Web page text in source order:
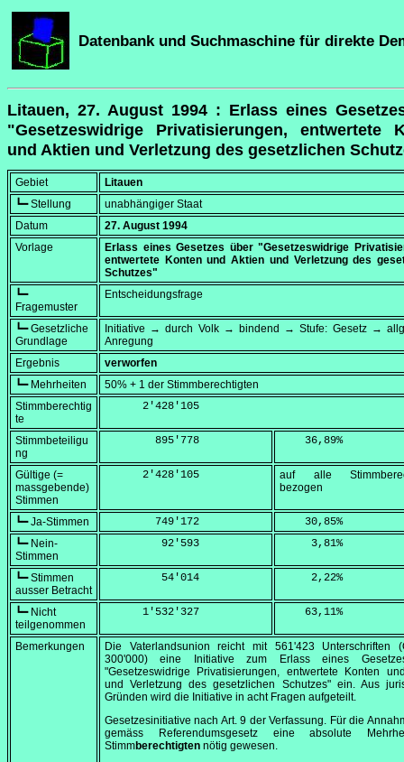
Datenbank und Suchmaschine für direkte
Litauen, 27. August 1994 : Erlass eines
"Gesetzeswidrige Privatisierungen, entwertete
und Aktien und Verletzung des gesetzlichen
Gebiet
Litauen
┗━ Stellung
unabhängiger Staat
Datum
27. August 1994
Vorlage
Erlass eines Gesetzes über "Gesetzeswidrige
entwertete Konten und Aktien und Verletzung des
Schutzes"
┗━
Fragemuster
Entscheidungsfrage
┗━ Gesetzliche
Grundlage
Initiative → durch Volk → bindend → Stufe: Gesetz →
Anregung
Ergebnis
verworfen
┗━ Mehrheiten
50% + 1 der Stimmberechtigten
Stimmberechtig
te
      2'428'105
Stimmbeteiligu
ng
        895'778
    36,89
%
Gültige (=
massgebende)
Stimmen
      2'428'105
auf alle
bezogen
┗━ Ja-Stimmen
        749'172
    30,85
%
┗━ Nein-
Stimmen
         92'593
     3,81
%
┗━ Stimmen
ausser Betracht
         54'014
     2,22
%
┗━ Nicht
teilgenommen
      1'532'327
    63,11
%
Bemerkungen
Die Vaterlandsunion reicht mit 561'423 Unterschriften
300'000) eine Initiative zum Erlass eines
"Gesetzeswidrige Privatisierungen, entwertete Konten
und Verletzung des gesetzlichen Schutzes" ein. Aus
Gründen wird die Initiative in acht Fragen aufgeteilt.
Gesetzesinitiative nach Art. 9 der Verfassung. Für die
gemäss Referendumsgesetz eine absolute
Stimmberechtigten nötig gewesen.